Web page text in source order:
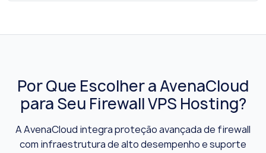
Por Que Escolher a AvenaCloud
para Seu Firewall VPS Hosting?
A AvenaCloud integra proteção avançada de firewall
com infraestrutura de alto desempenho e suporte